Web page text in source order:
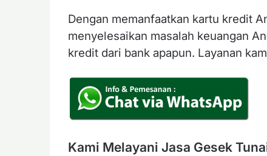
Dengan memanfaatkan kartu kredit
menyelesaikan masalah keuangan
kredit dari bank apapun. Layanan
Kami Melayani Jasa Gesek